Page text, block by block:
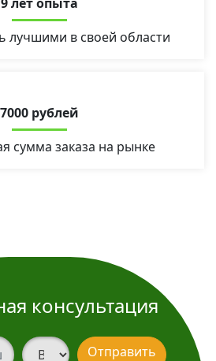
лучшими в своей области
7000 рублей
сумма заказа на рынке
консультация
Вид услугиОтправить